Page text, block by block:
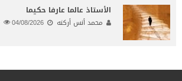
الأستاذ عالما عارفا حكيما
محمد أنس أركنه 04/08/2026